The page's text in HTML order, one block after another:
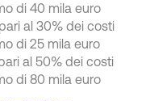
di 40 mila euro
al 30% dei costi
di 25 mila euro
al 50% dei costi
di 80 mila euro